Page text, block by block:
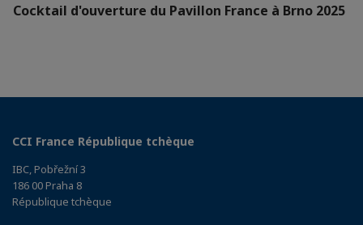
Cocktail d'ouverture du Pavillon France à Brno 2025
CCI France République tchèque
IBC, Pobřežní 3
186 00 Praha 8
République tchèque